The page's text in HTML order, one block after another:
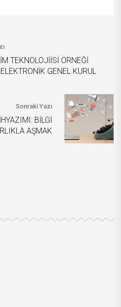
TEKNOLOJİİSİ ÖRNEĞİ
GENEL KURUL
Sonraki Yazı
BİLGİ
AŞMAK